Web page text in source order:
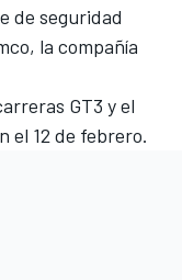
de seguridad
la compañía
GT3 y el
el 12 de febrero.